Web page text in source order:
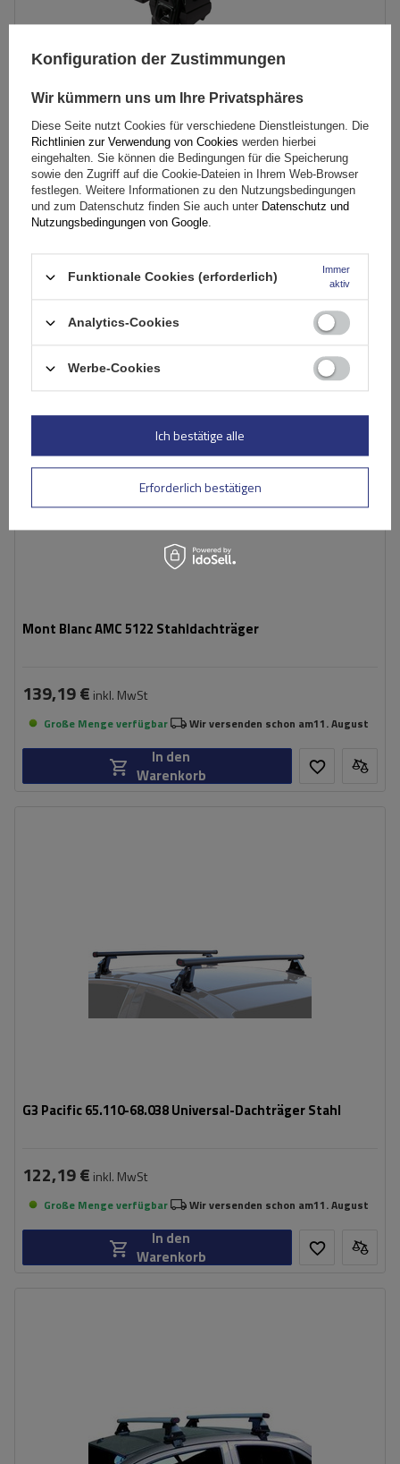
Mont Blanc Supra 11 Dachgepäckträger
95,99 € inkl. MwSt
In den
Mont Blanc AMC 5122 Stahldachträger
139,19 € inkl. MwSt
Große Menge verfügbar Wir versenden schon am11. August
In den
Warenkorb
G3 Pacific 65.110-68.038 Universal-Dachträger Stahl
122,19 € inkl. MwSt
Große Menge verfügbar Wir versenden schon am11. August
In den
Warenkorb
Konfiguration der Zustimmungen
Wir kümmern uns um Ihre Privatsphäres
Diese Seite nutzt Cookies für verschiedene Dienstleistungen. Die
Richtlinien zur Verwendung von Cookies werden hierbei
eingehalten. Sie können die Bedingungen für die Speicherung
sowie den Zugriff auf die Cookie-Dateien in Ihrem Web-Browser
festlegen. Weitere Informationen zu den Nutzungsbedingungen
und zum Datenschutz finden Sie auch unter Datenschutz und
Nutzungsbedingungen von Google.
Funktionale Cookies (erforderlich)
Immer
aktiv
Analytics-Cookies
Werbe-Cookies
Erforderlich bestätigen
Ich bestätige alle